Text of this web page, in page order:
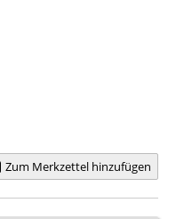
Zum Merkzettel hinzufügen